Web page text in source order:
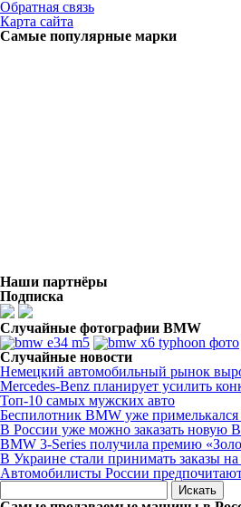
Обратная связь
Карта сайта
Самые популярные марки
Наши партнёры
Подписка
Случайные фотографии BMW
Случайные новости
Немецкий автомобильный рынок
Mercedes-Benz планирует усилить
Топ-10 самых мужских авто
Беспилотник BMW уже примелькался
В России уже можно заказать новую
BMW 3-Series получила премию
В Украине стали принимать заказы
Автомобилисты России